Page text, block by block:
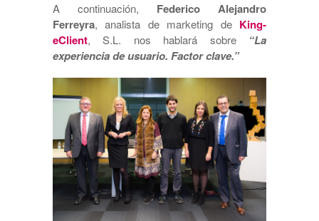
A continuación, Federico Alejandro
Ferreyra, analista de marketing de King-
eClient, S.L. nos hablará sobre “La
experiencia de usuario. Factor clave.”